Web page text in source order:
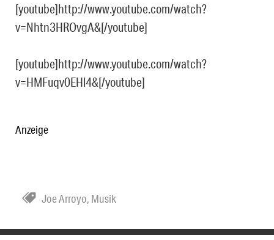
[youtube]http://www.youtube.com/watch?
v=Nhtn3HROvgA&[/youtube]
[youtube]http://www.youtube.com/watch?
v=HMFuqv0EHl4&[/youtube]
Anzeige
Joe Arroyo, Musik